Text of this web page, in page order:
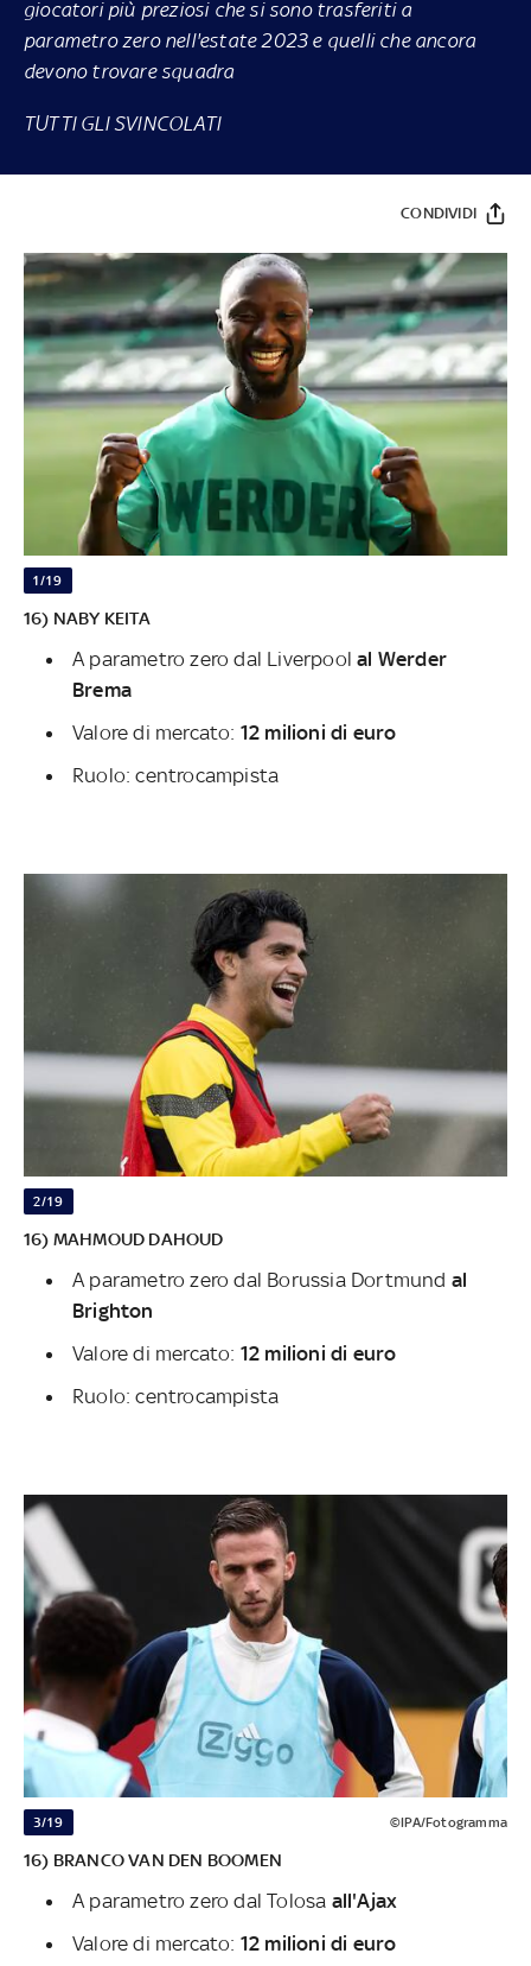
giocatori più preziosi che si sono trasferiti a
parametro zero nell'estate 2023 e quelli che ancora
devono trovare squadra
TUTTI GLI SVINCOLATI
CONDIVIDI
1/19
16) NABY KEITA
A parametro zero dal Liverpoolal Werder
Brema
Valore di mercato: 12 milioni di euro
Ruolo: centrocampista
2/19
16) MAHMOUD DAHOUD
A parametro zero dal Borussia Dortmund al
Brighton
Valore di mercato: 12 milioni di euro
Ruolo: centrocampista
3/19 ©IPA/Fotogramma
16) BRANCO VAN DEN BOOMEN
A parametro zero dal Tolosa all'Ajax
Valore di mercato: 12 milioni di euro